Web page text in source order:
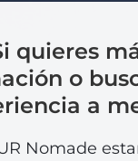
quieres
o
a
Nomade